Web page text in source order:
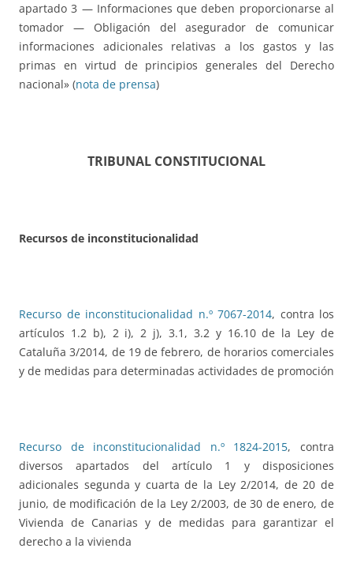
apartado 3 — Informaciones que deben proporcionarse al
tomador — Obligación del asegurador de comunicar
informaciones adicionales relativas a los gastos y las
primas en virtud de principios generales del Derecho
nacional» (nota de prensa)
TRIBUNAL CONSTITUCIONAL
Recursos de inconstitucionalidad
Recurso de inconstitucionalidad n.º 7067-2014, contra los
artículos 1.2 b), 2 i), 2 j), 3.1, 3.2 y 16.10 de la Ley de
Cataluña 3/2014, de 19 de febrero, de horarios comerciales
y de medidas para determinadas actividades de promoción
Recurso de inconstitucionalidad n.º 1824-2015, contra
diversos apartados del artículo 1 y disposiciones
adicionales segunda y cuarta de la Ley 2/2014, de 20 de
junio, de modificación de la Ley 2/2003, de 30 de enero, de
Vivienda de Canarias y de medidas para garantizar el
derecho a la vivienda